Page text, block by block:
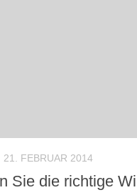
21. FEBRUAR 2014
Sie die richtige